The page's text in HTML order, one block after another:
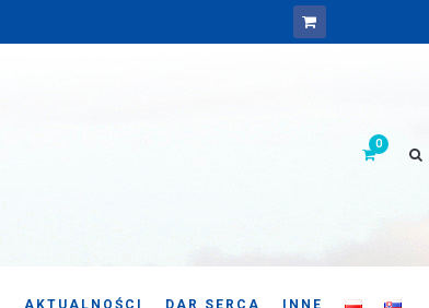
AKTUALNOŚCI DAR SERCA INNE